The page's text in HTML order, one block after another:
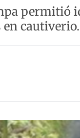
permitió
cautiverio.